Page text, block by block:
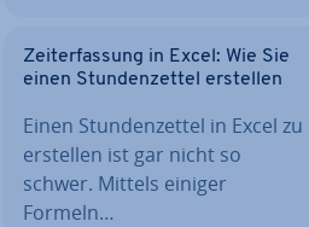
Zeit­er­fas­sung in Excel: Wie Sie
einen Stun­den­zet­tel erstellen
Einen Stun­den­zet­tel in Excel zu
erstellen ist gar nicht so
schwer. Mittels einiger
Formeln…